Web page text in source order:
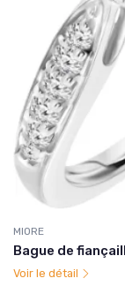
MIORE
Bague de
Voir le détail